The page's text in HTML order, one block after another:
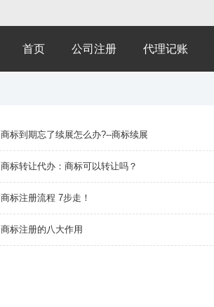
首页 公司注册 代理记账
商标到期忘了续展怎么办?--商标续展
商标转让代办：商标可以转让吗？
商标注册流程 7步走！
商标注册的八大作用